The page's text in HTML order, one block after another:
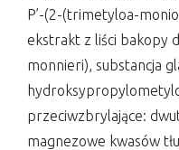
P’-(2-(trimetyloa-
ekstrakt z liści bakopy
monnieri), substancja
przeciwzbrylające:
magnezowe kwasów